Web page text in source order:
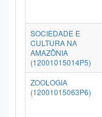
SOCIEDADE E
CULTURA NA
AMAZÔNIA
(12001015014P5)
ZOOLOGIA
(12001015063P6)